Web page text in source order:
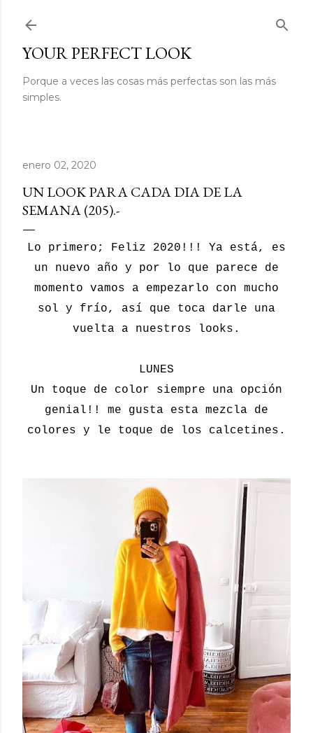
YOUR PERFECT LOOK
Porque a veces las cosas más perfectas son las más
simples.
enero 02, 2020
UN LOOK PARA CADA DIA DE LA
SEMANA (205).-
Lo primero; Feliz 2020!!! Ya está, es
un nuevo año y por lo que parece de
momento vamos a empezarlo con mucho
sol y frío, así que toca darle una
vuelta a nuestros looks.
LUNES
Un toque de color siempre una opción
genial!! me gusta esta mezcla de
colores y le toque de los calcetines.